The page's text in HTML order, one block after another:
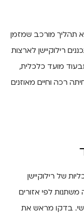
תהליך מורכב שמזמן
רילוקיישן לארצות
מועד כלכלית,
רכה וחיים מאוזנים
של רילוקיישן
לפי אזורים
בדקו מראש את